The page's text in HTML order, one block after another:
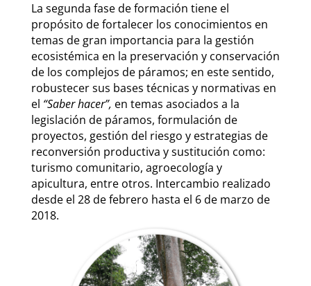
La segunda fase de formación tiene el
propósito de fortalecer los conocimientos en
temas de gran importancia para la gestión
ecosistémica en la preservación y conservación
de los complejos de páramos; en este sentido,
robustecer sus bases técnicas y normativas en
el “Saber hacer”, en temas asociados a la
legislación de páramos, formulación de
proyectos, gestión del riesgo y estrategias de
reconversión productiva y sustitución como:
turismo comunitario, agroecología y
apicultura, entre otros. Intercambio realizado
desde el 28 de febrero hasta el 6 de marzo de
2018.